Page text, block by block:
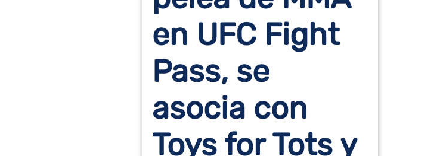
en UFC Fight
Pass, se
asocia con
Toys for Tots y